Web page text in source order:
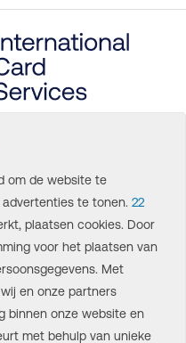
om de website te
te tonen. 22
plaatsen cookies. Door
voor het plaatsen van
Met
en onze partners
binnen onze website en
met behulp van unieke